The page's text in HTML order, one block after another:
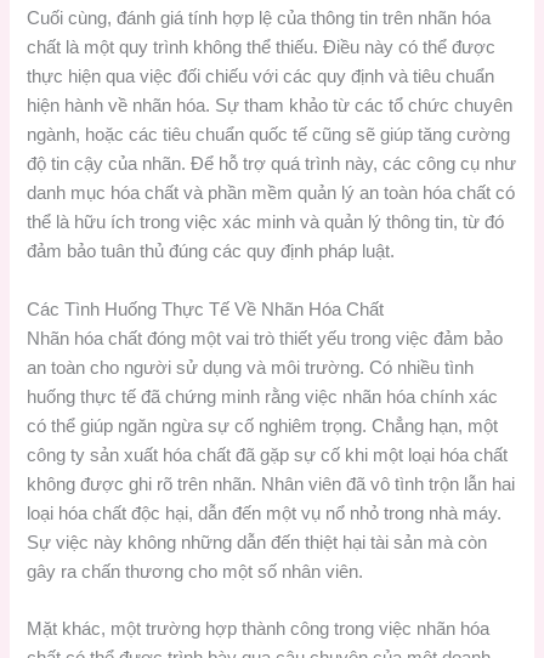
Cuối cùng, đánh giá tính hợp lệ của thông tin trên nhãn hóa
chất là một quy trình không thể thiếu. Điều này có thể được
thực hiện qua việc đối chiếu với các quy định và tiêu chuẩn
hiện hành về nhãn hóa. Sự tham khảo từ các tổ chức chuyên
ngành, hoặc các tiêu chuẩn quốc tế cũng sẽ giúp tăng cường
độ tin cậy của nhãn. Để hỗ trợ quá trình này, các công cụ như
danh mục hóa chất và phần mềm quản lý an toàn hóa chất có
thể là hữu ích trong việc xác minh và quản lý thông tin, từ đó
đảm bảo tuân thủ đúng các quy định pháp luật.
Các Tình Huống Thực Tế Về Nhãn Hóa Chất
Nhãn hóa chất đóng một vai trò thiết yếu trong việc đảm bảo
an toàn cho người sử dụng và môi trường. Có nhiều tình
huống thực tế đã chứng minh rằng việc nhãn hóa chính xác
có thể giúp ngăn ngừa sự cố nghiêm trọng. Chẳng hạn, một
công ty sản xuất hóa chất đã gặp sự cố khi một loại hóa chất
không được ghi rõ trên nhãn. Nhân viên đã vô tình trộn lẫn hai
loại hóa chất độc hại, dẫn đến một vụ nổ nhỏ trong nhà máy.
Sự việc này không những dẫn đến thiệt hại tài sản mà còn
gây ra chấn thương cho một số nhân viên.
Mặt khác, một trường hợp thành công trong việc nhãn hóa